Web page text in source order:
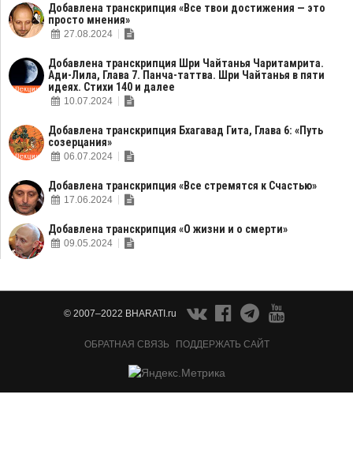
Добавлена транскрипция «Все твои достижения — это
просто мнения»
27.08.2024
Добавлена транскрипция Шри Чайтанья Чаритамрита.
Ади-Лила, Глава 7. Панча-таттва. Шри Чайтанья в пяти
идеях. Стихи 140 и далее
10.07.2024
Добавлена транскрипция Бхагавад Гита, Глава 6: «Путь
созерцания»
06.07.2024
Добавлена транскрипция «Все стремятся к Счастью»
17.06.2024
Добавлена транскрипция «О жизни и о смерти»
09.05.2024
© 2007–2022 BHARATI.ru
ОБРАТНАЯ СВЯЗЬ ПОДДЕРЖАТЬ САЙТ